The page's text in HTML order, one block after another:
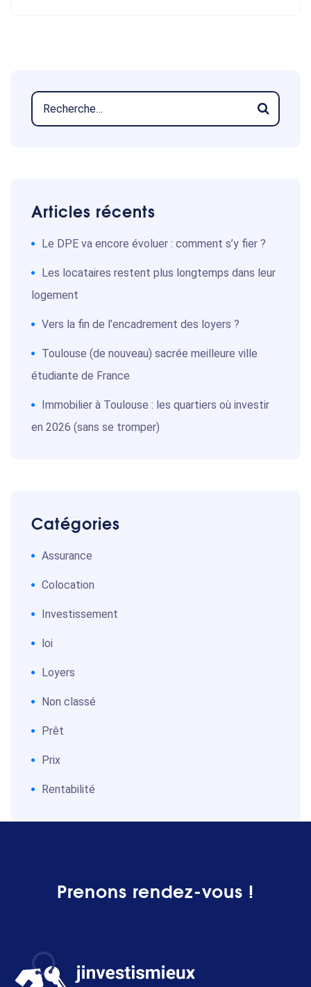
Articles récents
Le DPE va encore évoluer : comment s’y fier ?
Les locataires restent plus longtemps dans leur
logement
Vers la fin de l’encadrement des loyers ?
Toulouse (de nouveau) sacrée meilleure ville
étudiante de France
Immobilier à Toulouse : les quartiers où investir
en 2026 (sans se tromper)
Catégories
Assurance
Colocation
Investissement
loi
Loyers
Non classé
Prêt
Prix
Rentabilité
Prenons rendez-vous !